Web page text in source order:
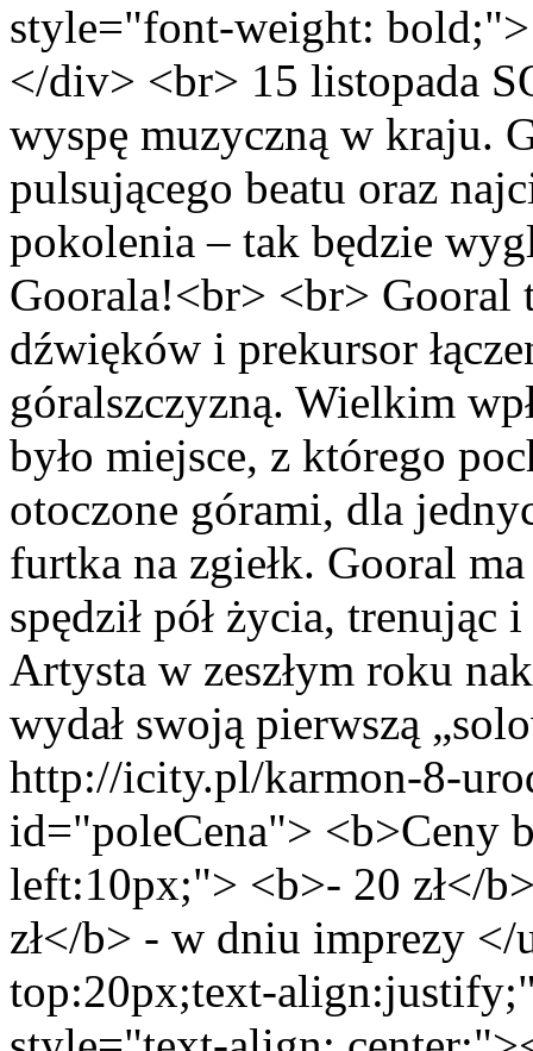
style="font-weight:
</div> <br> 15 listopada
wyspę muzyczną w kraju.
pulsującego beatu oraz
pokolenia – tak będzie
Goorala!<br> <br> Gooral
dźwięków i prekursor
góralszczyzną. Wielkim
było miejsce, z którego
otoczone górami, dla
furtka na zgiełk. Gooral
spędził pół życia, trenując
Artysta w zeszłym roku
wydał swoją pierwszą
http://icity.pl/karmon-8-
id="poleCena"> <b>Ceny
left:10px;"> <b>- 20 zł</
zł</b> - w dniu imprezy
top:20px;text-